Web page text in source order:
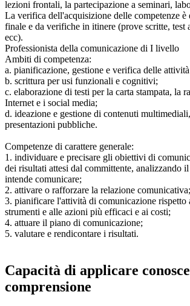
lezioni frontali, la partecipazione a seminari,
La verifica dell'acquisizione delle competenze è
finale e da verifiche in itinere (prove scritte, test
ecc).
Professionista della comunicazione di I livello
Ambiti di competenza:
a. pianificazione, gestione e verifica delle
b. scrittura per usi funzionali e cognitivi;
c. elaborazione di testi per la carta stampata, la
Internet e i social media;
d. ideazione e gestione di contenuti
presentazioni pubbliche.
Competenze di carattere generale:
1. individuare e precisare gli obiettivi di
dei risultati attesi dal committente, analizzando
intende comunicare;
2. attivare o rafforzare la relazione comunicativa;
3. pianificare l'attività di comunicazione rispetto
strumenti e alle azioni più efficaci e ai costi;
4. attuare il piano di comunicazione;
5. valutare e rendicontare i risultati.
Capacità di applicare
comprensione